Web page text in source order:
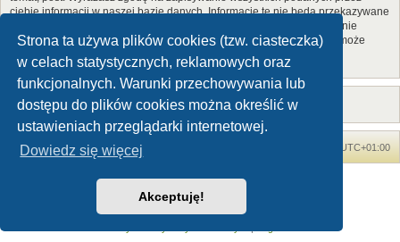
Strona ta używa plików cookies (tzw. ciasteczka)
w celach statystycznych, reklamowych oraz
funkcjonalnych. Warunki przechowywania lub
dostępu do plików cookies można określić w
ustawieniach przeglądarki internetowej.
Dowiedz się więcej
Akceptuję!
ciebie informacji w naszej bazie danych. Informacje te nie będą przekazywane
nikomu bez twojej zgody, ale ani „Forum Dinozaury.com”, ani phpBB nie
ponosi odpowiedzialności za włamania do witryny, podczas których może
dojść do kradzieży danych.
Forum Dinozaury.com UTC+01:00
Dinozaury.com© 2006-2020
Technologię dostarczaphpBB® Forum Software © phpBB Limited
Polski pakiet językowy dostarcza